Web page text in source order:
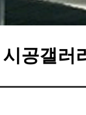
시공갤러